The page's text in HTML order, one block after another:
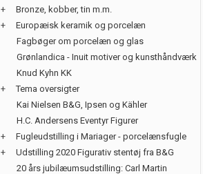
+
Bronze, kobber, tin m.m.
+
Europæisk keramik og porcelæn
Fagbøger om porcelæn og glas
Grønlandica - Inuit motiver og kunsthåndværk
Knud Kyhn KK
+
Tema oversigter
Kai Nielsen B&G, Ipsen og Kähler
H.C. Andersens Eventyr Figurer
+
Fugleudstilling i Mariager - porcelænsfugle
+
Udstilling 2020 Figurativ stentøj fra B&G
20 års jubilæumsudstilling: Carl Martin